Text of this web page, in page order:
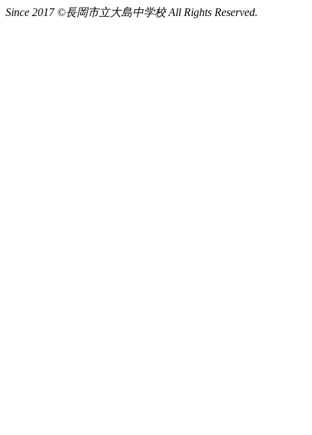
Since 2017 ©長岡市立大島中学校 All Rights Reserved.